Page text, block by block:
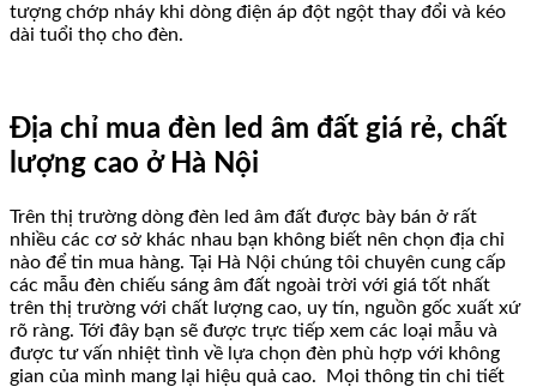
tượng chớp nháy khi dòng điện áp đột ngột thay đổi và kéo
dài tuổi thọ cho đèn.
Địa chỉ mua đèn led âm đất giá rẻ, chất
lượng cao ở Hà Nội
Trên thị trường dòng đèn led âm đất được bày bán ở rất
nhiều các cơ sở khác nhau bạn không biết nên chọn địa chỉ
nào để tin mua hàng. Tại Hà Nội chúng tôi chuyên cung cấp
các mẫu đèn chiếu sáng âm đất ngoài trời với giá tốt nhất
trên thị trường với chất lượng cao, uy tín, nguồn gốc xuất xứ
rõ ràng. Tới đây bạn sẽ được trực tiếp xem các loại mẫu và
được tư vấn nhiệt tình về lựa chọn đèn phù hợp với không
gian của mình mang lại hiệu quả cao. Mọi thông tin chi tiết